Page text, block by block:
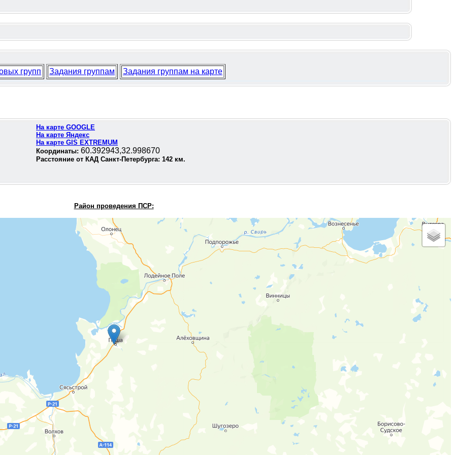
групп Задания группам Задания группам на карте
На карте GOOGLE
На карте Яндекс
На карте GIS EXTREMUM
Координаты: 60.392943,32.998670
Расстояние от КАД Санкт-Петербурга: 142 км.
Район проведения ПСР: